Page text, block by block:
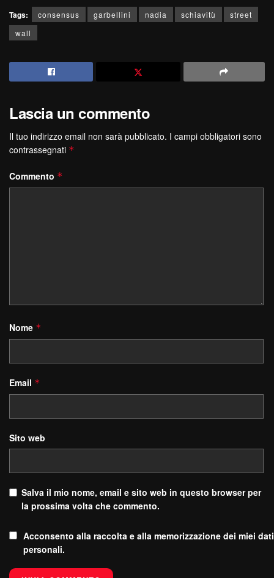
Tags: consensus garbellini nadia schiavitù
street
wall
Lascia un commento
Il tuo indirizzo email non sarà pubblicato. I campi obbligatori sono
contrassegnati *
Commento *
Nome *
Email *
Sito web
Salva il mio nome, email e sito web in questo browser per
la prossima volta che commento.
Acconsento alla raccolta e alla memorizzazione dei miei dati
personali.